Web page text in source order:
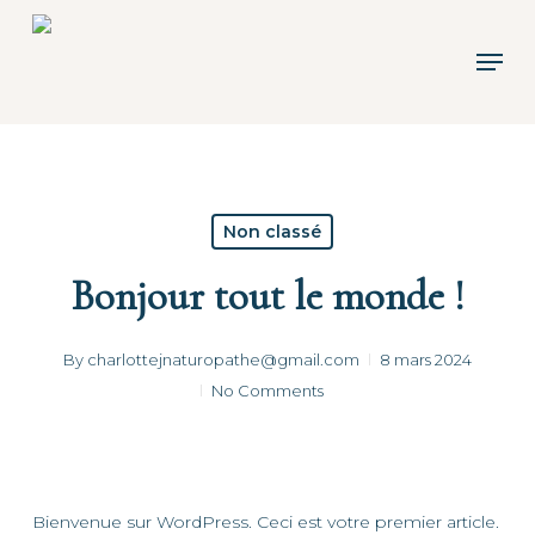
Skip
Non classé
Bonjour tout le monde !
By charlottejnaturopathe@gmail.com
8 mars 2024
No Comments
Bienvenue sur WordPress. Ceci est votre premier article.